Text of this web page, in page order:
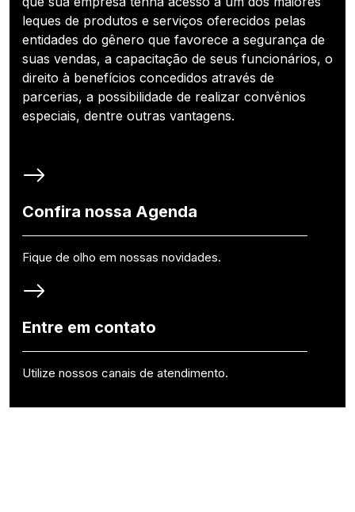
leques de produtos e serviços oferecidos pelas
entidades do gênero que favorece a segurança de
suas vendas, a capacitação de seus funcionários, o
direito à benefícios concedidos através de
parcerias, a possibilidade de realizar convênios
especiais, dentre outras vantagens.
Confira nossa Agenda
Fique de olho em nossas novidades.
Entre em contato
Utilize nossos canais de atendimento.